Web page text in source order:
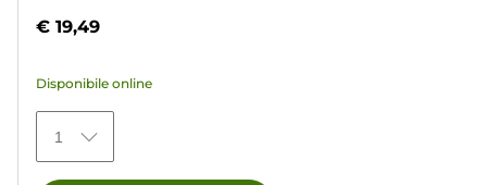
5
73
recensioni
€ 19,49
Disponibile online
1